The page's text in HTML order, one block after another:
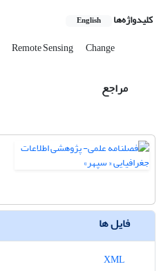
کلیدواژه‌ها English
Remote Sensing Change
مراجع
فایل ها